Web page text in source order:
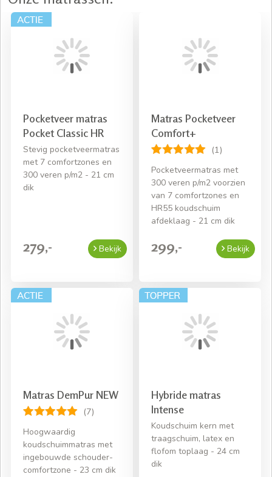
Pocketveer matras
Pocket Classic HR
Stevig pocketveermatras
met 7 comfortzones en
300 veren p/m2 - 21 cm
dik
279,- Bekijk
Matras Pocketveer
Comfort+
(1)
Pocketveermatras met
300 veren p/m2 voorzien
van 7 comfortzones en
HR55 koudschuim
afdeklaag - 21 cm dik
299,- Bekijk
Matras DemPur NEW
(7)
Hoogwaardig
koudschuimmatras met
ingebouwde schouder-
comfortzone - 23 cm dik
Hybride matras
Intense
Koudschuim kern met
traagschuim, latex en
flofom toplaag - 24 cm
dik